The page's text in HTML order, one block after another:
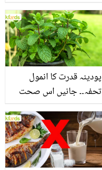
منرلز اور اینٹی آکسیڈنٹس
سے بھرپور اس سبزی کے
فائدے
پودینہ قدرت کا انمول
تحفہ۔۔ جانیں اس صحت
انگیز طبی فوائد